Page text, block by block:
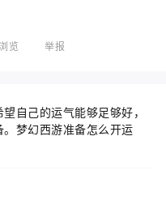
览 举报
自己的运气能够足够好，
梦幻西游准备怎么开运